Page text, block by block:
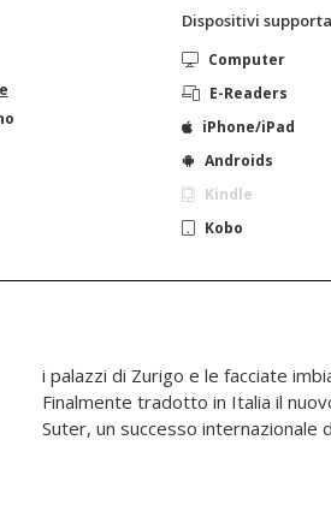
Dispositivi
Computer
E-Readers
iPhone/iPad
Androids
Kindle
Kobo
Suter, un successo internazionale